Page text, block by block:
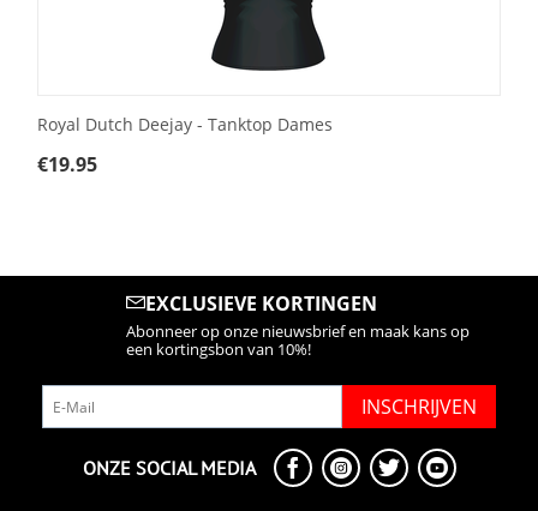
Royal Dutch Deejay - Tanktop Dames
€19.95
EXCLUSIEVE KORTINGEN
Abonneer op onze nieuwsbrief en maak kans op
een kortingsbon van 10%!
INSCHRIJVEN
ONZE SOCIAL MEDIA